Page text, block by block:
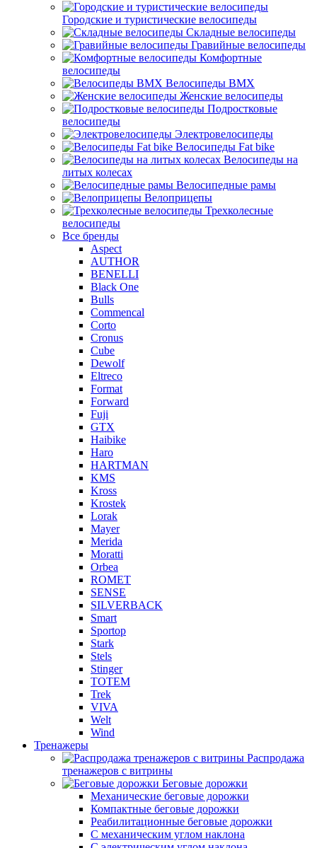
Городские и туристические велосипеды
Складные велосипеды
Гравийные велосипеды
Комфортные
велосипеды
Велосипеды BMX
Женские велосипеды
Подростковые
велосипеды
Электровелосипеды
Велосипеды Fat bike
Велосипеды на
литых колесах
Велосипедные рамы
Велоприцепы
Трехколесные
велосипеды
Все бренды
Aspect
AUTHOR
BENELLI
Black One
Bulls
Commencal
Corto
Cronus
Cube
Dewolf
Eltreco
Format
Forward
Fuji
GTX
Haibike
Haro
HARTMAN
KMS
Kross
Krostek
Lorak
Mayer
Merida
Moratti
Orbea
ROMET
SENSE
SILVERBACK
Smart
Sportop
Stark
Stels
Stinger
TOTEM
Trek
VIVA
Welt
Wind
Тренажеры
Распродажа
тренажеров с витрины
Беговые дорожки
Механические беговые дорожки
Компактные беговые дорожки
Реабилитационные беговые дорожки
С механическим углом наклона